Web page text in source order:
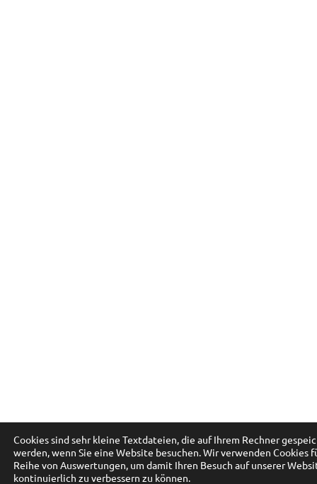
Cookies sind sehr kleine Textdateien, die auf Ihrem Rechner
werden, wenn Sie eine Website besuchen. Wir verwenden Cookies
Reihe von Auswertungen, um damit Ihren Besuch auf unserer
kontinuierlich zu verbessern zu können.